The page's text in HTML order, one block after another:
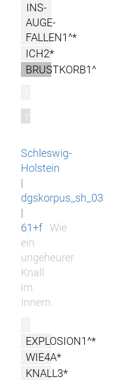
INS-
AUGE-
FALLEN1^*
ICH2*
BRUSTKORB1^
m
Schleswig-
Holstein
|
dgskorpus_sh_03
|
61+f
Wie
ein
ungeheurer
Knall
im
Innern.
EXPLOSION1^*
WIE4A*
KNALL3*